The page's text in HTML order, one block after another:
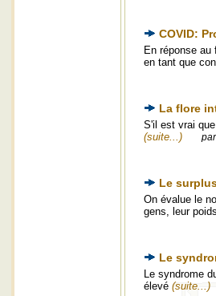
COVID:
En réponse
en tant que
La flore
S'il est vrai
(suite...)
Le
On évalue le
gens, leur
Le
Le syndrome
élevé (suite...)